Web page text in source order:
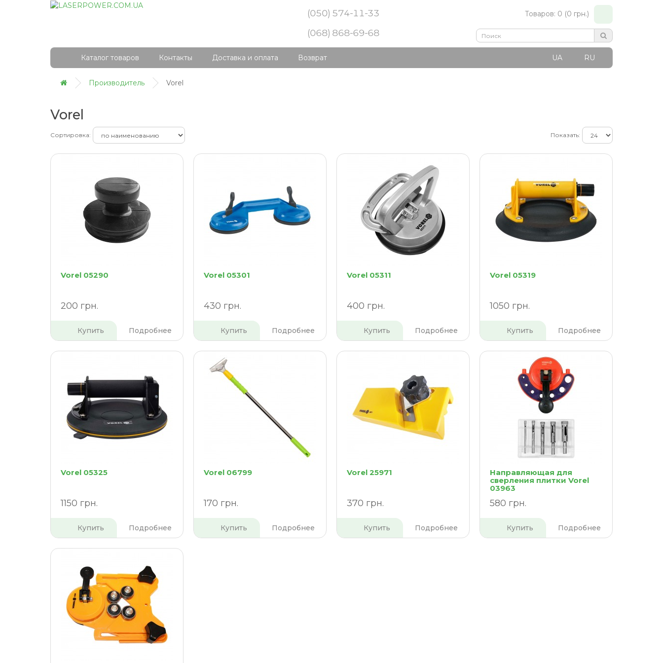
(050) 574-11-33
(068) 868-69-68
Товаров: 0 (0 грн.)
Каталог товаров Контакты Доставка и оплата Возврат UA RU
Производитель Vorel
Vorel
Сортировка: Показать:
Vorel 05290
200 грн.
Купить Подробнее
Vorel 05301
430 грн.
Купить Подробнее
Vorel 05311
400 грн.
Купить Подробнее
Vorel 05319
1050 грн.
Купить Подробнее
Vorel 05325
1150 грн.
Купить Подробнее
Vorel 06799
170 грн.
Купить Подробнее
Vorel 25971
370 грн.
Купить Подробнее
Направляющая для
сверления плитки Vorel
03963
580 грн.
Купить Подробнее